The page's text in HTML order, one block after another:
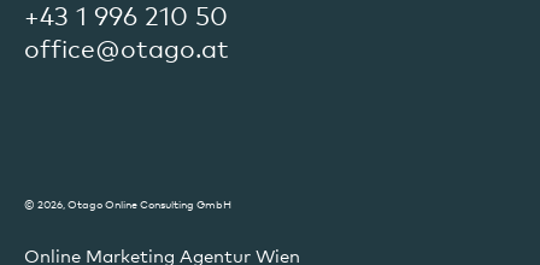
+43 1 996 210 50
office@otago.at
© 2026, Otago Online Consulting GmbH
Online Marketing Agentur Wien